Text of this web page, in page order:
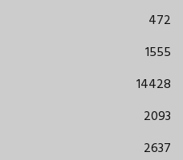
472
1555
14428
2093
2637